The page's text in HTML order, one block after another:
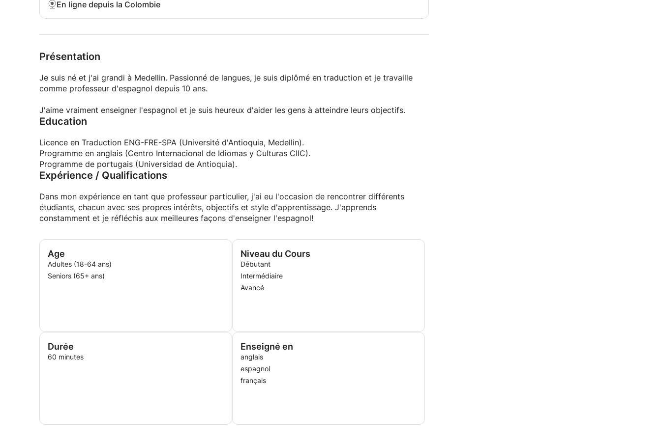
En ligne depuis la Colombie
Présentation
Je suis né et j'ai grandi à Medellin. Passionné de langues, je suis diplômé en traduction et je travaille
comme professeur d'espagnol depuis 10 ans.
J'aime vraiment enseigner l'espagnol et je suis heureux d'aider les gens à atteindre leurs objectifs.
Education
Licence en Traduction ENG-FRE-SPA (Université d'Antioquia, Medellin).
Programme en anglais (Centro Internacional de Idiomas y Culturas CIIC).
Programme de portugais (Universidad de Antioquia).
Expérience / Qualifications
Dans mon expérience en tant que professeur particulier, j'ai eu l'occasion de rencontrer différents
étudiants, chacun avec ses propres intérêts, objectifs et style d'apprentissage. J'apprends
constamment et je réfléchis aux meilleures façons d'enseigner l'espagnol!
Age
Adultes (18-64 ans)
Seniors (65+ ans)
Niveau du Cours
Débutant
Intermédiaire
Avancé
Durée
60 minutes
Enseigné en
anglais
espagnol
français